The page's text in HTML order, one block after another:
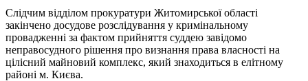
Слідчим відділом прокуратури Житомирської області
закінчено досудове розслідування у кримінальному
провадженні за фактом прийняття суддею завідомо
неправосудного рішення про визнання права власності на
цілісний майновий комплекс, який знаходиться в елітному
районі м. Києва.